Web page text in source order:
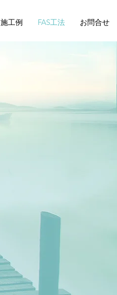
施工例 FAS工法 お問合せ